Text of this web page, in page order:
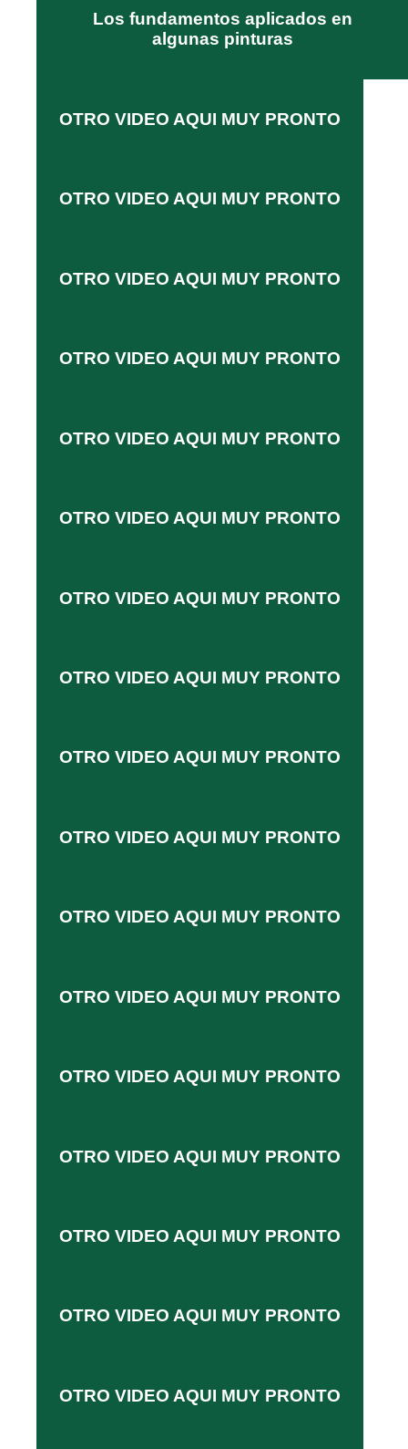
Los fundamentos aplicados en
algunas pinturas
OTRO VIDEO AQUI MUY PRONTO
OTRO VIDEO AQUI MUY PRONTO
OTRO VIDEO AQUI MUY PRONTO
OTRO VIDEO AQUI MUY PRONTO
OTRO VIDEO AQUI MUY PRONTO
OTRO VIDEO AQUI MUY PRONTO
OTRO VIDEO AQUI MUY PRONTO
OTRO VIDEO AQUI MUY PRONTO
OTRO VIDEO AQUI MUY PRONTO
OTRO VIDEO AQUI MUY PRONTO
OTRO VIDEO AQUI MUY PRONTO
OTRO VIDEO AQUI MUY PRONTO
OTRO VIDEO AQUI MUY PRONTO
OTRO VIDEO AQUI MUY PRONTO
OTRO VIDEO AQUI MUY PRONTO
OTRO VIDEO AQUI MUY PRONTO
OTRO VIDEO AQUI MUY PRONTO